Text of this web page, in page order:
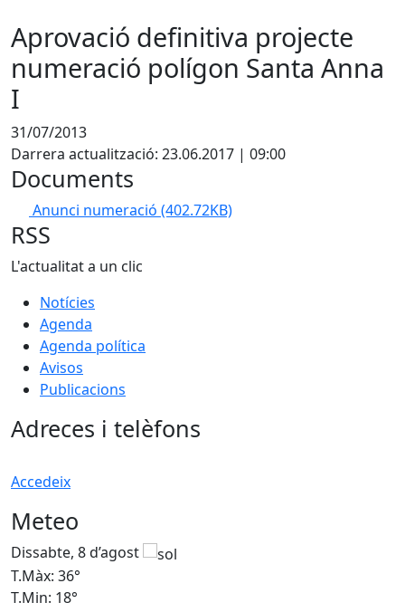
Aprovació definitiva projecte
numeració polígon Santa Anna
I
31/07/2013
Darrera actualització: 23.06.2017 | 09:00
Documents
Anunci numeració (402.72KB)
RSS
L'actualitat a un clic
Notícies
Agenda
Agenda política
Avisos
Publicacions
Adreces i telèfons
Accedeix
Meteo
Dissabte, 8 d’agost
T.Màx: 36°
T.Min: 18°